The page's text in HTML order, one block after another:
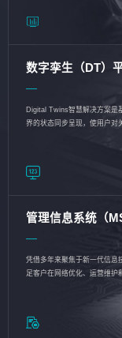
数字孪生（DT）
Digital Twins智慧解决方案是
界的状态同步呈现，使用户对
管理信息系统（
凭借多年来聚焦于新一代信息
足客户在网络优化、运营维护